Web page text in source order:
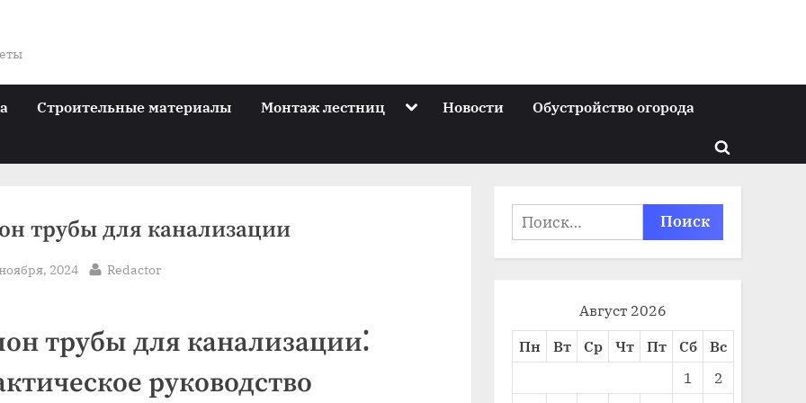
Строительные материалы Монтаж лестниц ToggleНовости Обустройство огорода
Toggle
form
трубы для канализации
2024 By
Redactor
трубы для канализации⁚
руководство
Найти:
Август 2026
Пн
Вт Ср Чт Пт Сб
Вс
1
2